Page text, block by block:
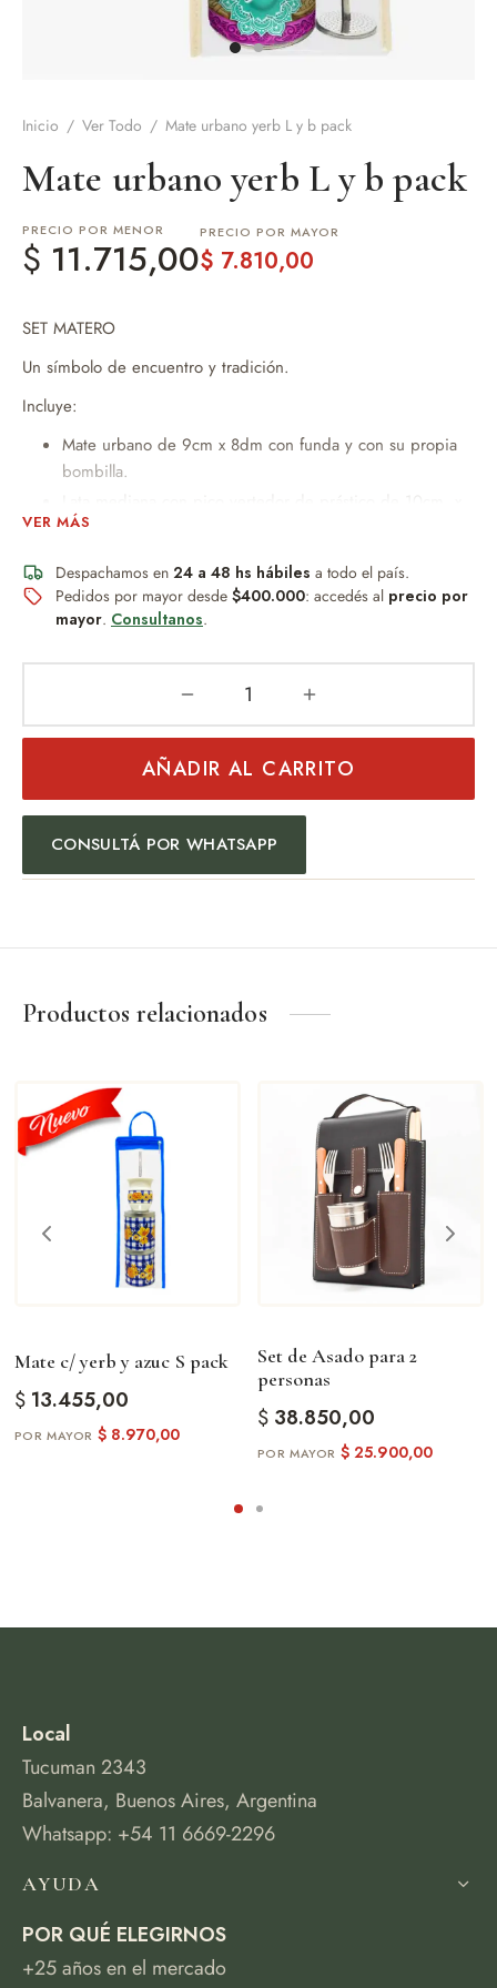
Inicio / Ver Todo / Mate urbano yerb L y b pack
Mate urbano yerb L y b pack
PRECIO POR MENOR
$ 11.715,00
PRECIO POR MAYOR
$ 7.810,00
SET MATERO
Un símbolo de encuentro y tradición.
Incluye:
Mate urbano de 9cm x 8dm con funda y con su propia
bombilla.
8dm con funda.
Un obsequio distinguido que combina diseño, practicidad y
Regalo empresarial
Eventos especiales
Amantes del mate
Una pieza pensada para quienes valoran los detalles y la
VER MÁS
Despachamos en 24 a 48 hs hábiles a todo el país.
Pedidos por mayor desde $400.000: accedés al precio por
mayor. Consultanos.
AÑADIR AL CARRITO
CONSULTÁ POR WHATSAPP
Productos relacionados
Mate c/ yerb y azuc S pack
$13.455,00
$8.970,00
Set de Asado para 2
personas
$38.850,00
$25.900,00
Local
Tucuman 2343
Balvanera, Buenos Aires, Argentina
Whatsapp: +54 11 6669-2296
AYUDA
POR QUÉ ELEGIRNOS
+25 años en el mercado
y accesorios